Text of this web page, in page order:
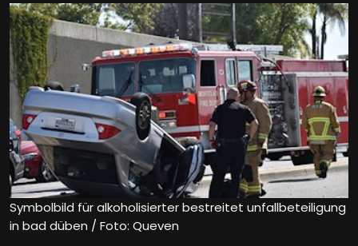
Symbolbild für alkoholisierter bestreitet unfallbeteiligung
in bad düben / Foto: Queven